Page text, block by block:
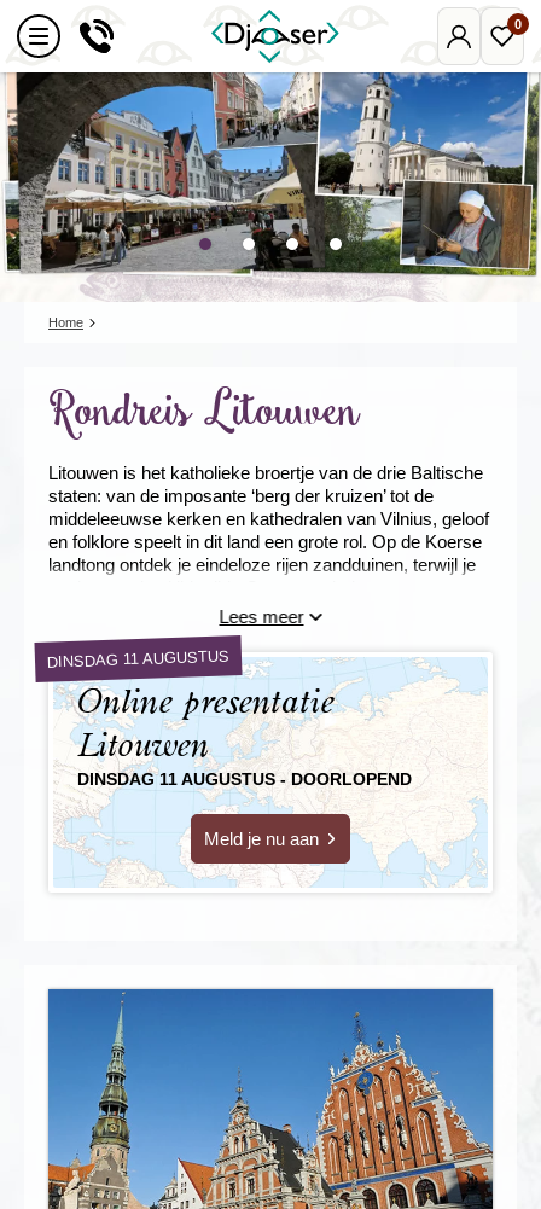
Mijn
Djoser
0
Home
Rondreis Litouwen
Litouwen is het katholieke broertje van de drie Baltische
staten: van de imposante ‘berg der kruizen’ tot de
middeleeuwse kerken en kathedralen van Vilnius, geloof
en folklore speelt in dit land een grote rol. Op de Koerse
landtong ontdek je eindeloze rijen zandduinen, terwijl je
Lees meer
DINSDAG 11 AUGUSTUS
Online presentatie
Litouwen
DINSDAG 11 AUGUSTUS - DOORLOPEND
Meld je nu aan